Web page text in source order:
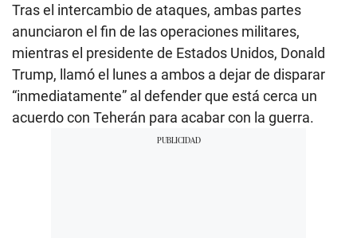
Tras el intercambio de ataques, ambas partes
anunciaron el fin de las operaciones militares,
mientras el presidente de Estados Unidos, Donald
Trump, llamó el lunes a ambos a dejar de disparar
“inmediatamente” al defender que está cerca un
acuerdo con Teherán para acabar con la guerra.